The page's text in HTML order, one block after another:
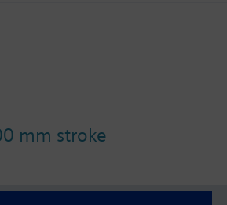
mm stroke